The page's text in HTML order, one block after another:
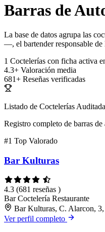
Barras de
La base de datos agrupa las
—, el bartender responsable de
1 Coctelerías con ficha activa
4.3+ Valoración media
681+ Reseñas verificadas
Listado de Coctelerías
Registro completo de barras
#1 Top Valorado
Bar Kulturas
4.3 (681 reseñas )
BarCoctelería Restaurante
Bar Kulturas, C. Alarcon,
Ver perfil completo